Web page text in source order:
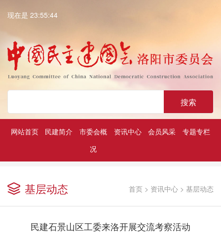
现在是 23:55:44
搜索
网站首页 民建简介
市委会概
况
资讯中心 会员风采 专题专栏
基层动态 首页 > 资讯中心 > 基层动态
民建石景山区工委来洛开展交流考察活动